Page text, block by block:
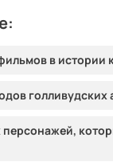
в истории
голливудских